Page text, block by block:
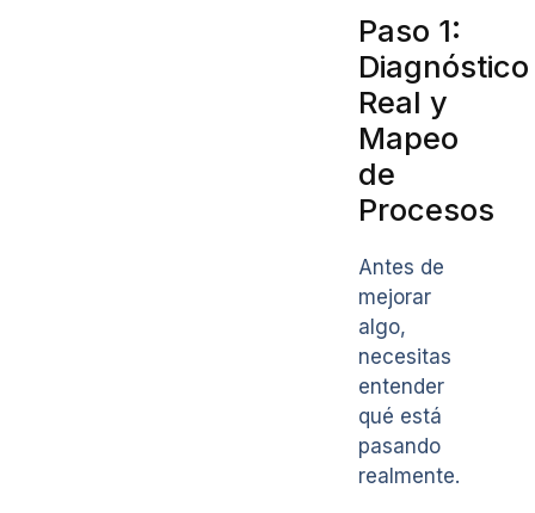
Paso 1:
Diagnóstico
Real y
Mapeo
de
Procesos
Antes de
mejorar
algo,
necesitas
entender
qué está
pasando
realmente.